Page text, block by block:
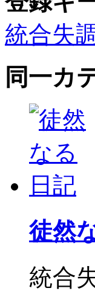
統合失
同一カ
徒然
統合